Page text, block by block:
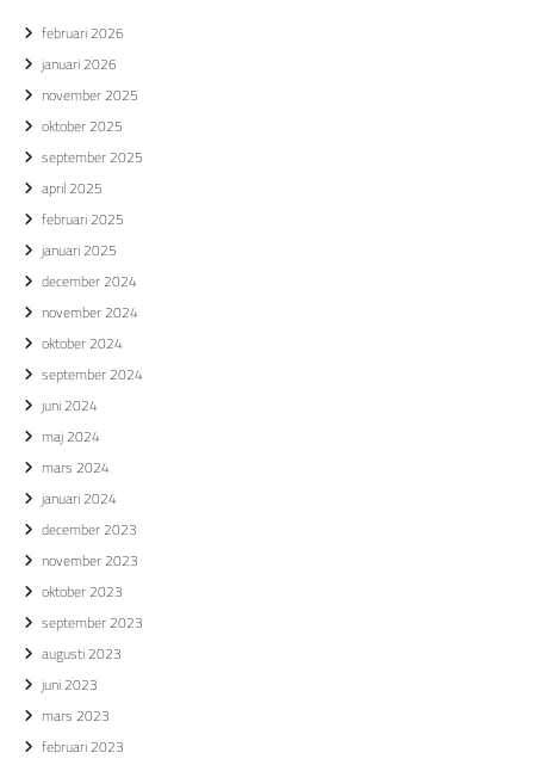
februari 2026
januari 2026
november 2025
oktober 2025
september 2025
april 2025
februari 2025
januari 2025
december 2024
november 2024
oktober 2024
september 2024
juni 2024
maj 2024
mars 2024
januari 2024
december 2023
november 2023
oktober 2023
september 2023
augusti 2023
juni 2023
mars 2023
februari 2023